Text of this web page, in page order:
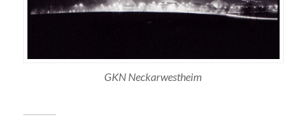
GKN Neckarwestheim